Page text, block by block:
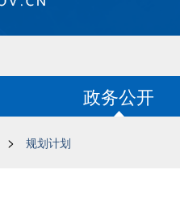
政务公开
> 规划计划